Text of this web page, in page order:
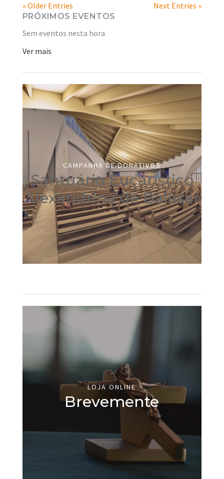
« Older Entries Next Entries »
PRÓXIMOS EVENTOS
Sem eventos nesta hora
Ver mais
CAMPANHA DE DONATIVOS
Santuário Eucarístico
Alexandrina de Balasar
LOJA ONLINE
Brevemente